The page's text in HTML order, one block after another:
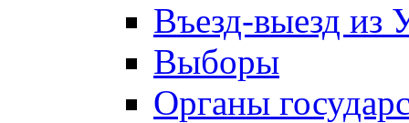
Въезд-выезд из
Выборы
Органы